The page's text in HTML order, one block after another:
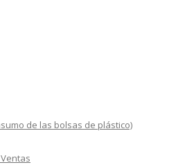
de las bolsas de plástico)